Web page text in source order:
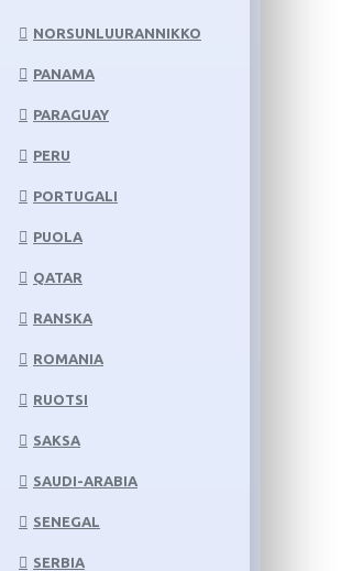
NORSUNLUURANNIKKO
PANAMA
PARAGUAY
PERU
PORTUGALI
PUOLA
QATAR
RANSKA
ROMANIA
RUOTSI
SAKSA
SAUDI-ARABIA
SENEGAL
SERBIA